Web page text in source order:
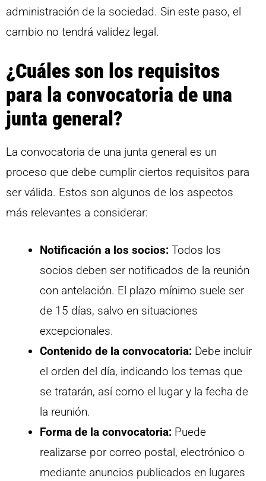
administración de la sociedad. Sin este paso, el
cambio no tendrá validez legal.
¿Cuáles son los requisitos
para la convocatoria de una
junta general?
La convocatoria de una junta general es un
proceso que debe cumplir ciertos requisitos para
ser válida. Estos son algunos de los aspectos
más relevantes a considerar:
Notificación a los socios: Todos los
socios deben ser notificados de la reunión
con antelación. El plazo mínimo suele ser
de 15 días, salvo en situaciones
excepcionales.
Contenido de la convocatoria: Debe incluir
el orden del día, indicando los temas que
se tratarán, así como el lugar y la fecha de
la reunión.
Forma de la convocatoria: Puede
realizarse por correo postal, electrónico o
mediante anuncios publicados en lugares